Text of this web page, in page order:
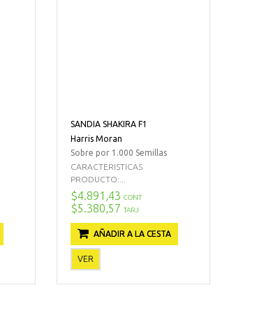
SANDIA SHAKIRA F1
Harris Moran
Sobre por 1.000 Semillas
CARACTERISTICAS
PRODUCTO:...
$4.891,43 CONT
$5.380,57 TARJ
AÑADIR A LA CESTA
VER